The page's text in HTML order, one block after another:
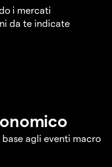
i mercati
da te indicate
agli eventi macro